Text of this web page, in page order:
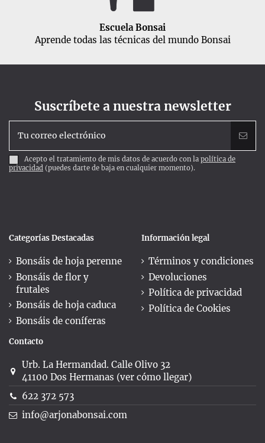
Escuela Bonsai
Aprende todas las técnicas del mundo Bonsai
Suscríbete a nuestra newsletter
Acepto el tratamiento de mis datos de acuerdo con la política de
privacidad (puedes darte de baja en cualquier momento).
Categorías Destacadas
Bonsáis de hoja perenne
Bonsáis de flor y
frutales
Bonsáis de hoja caduca
Bonsáis de coníferas
Información legal
Términos y condiciones
Devoluciones
Política de privacidad
Política de Cookies
Contacto
Urb. La Hermandad. Calle Olivo 32
41100 Dos Hermanas (ver cómo llegar)
622 372 573
info@arjonabonsai.com